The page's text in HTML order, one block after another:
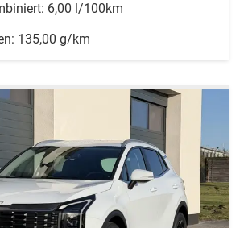
6,00 l/100km
135,00 g/km